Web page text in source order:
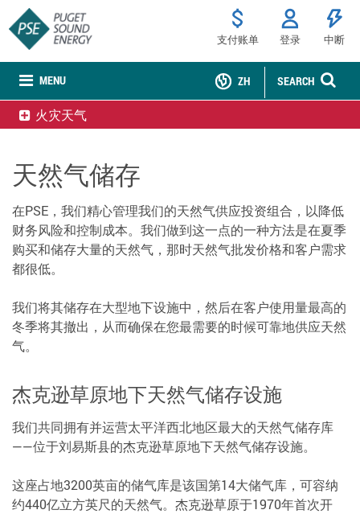
MENU
支付账单 登录 中断
SEARCH
ZH
火灾天气
天然气储存
在PSE，我们精心管理我们的天然气供应投资组合，以降低
财务风险和控制成本。我们做到这一点的一种方法是在夏季
购买和储存大量的天然气，那时天然气批发价格和客户需求
都很低。
我们将其储存在大型地下设施中，然后在客户使用量最高的
冬季将其撤出，从而确保在您最需要的时候可靠地供应天然
气。
杰克逊草原地下天然气储存设施
我们共同拥有并运营太平洋西北地区最大的天然气储存库
——位于刘易斯县的杰克逊草原地下天然气储存设施。
这座占地3200英亩的储气库是该国第14大储气库，可容纳
约440亿立方英尺的天然气。杰克逊草原于1970年首次开